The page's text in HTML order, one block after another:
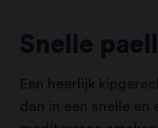
Snelle
Een heerlijk
dan in een snelle en